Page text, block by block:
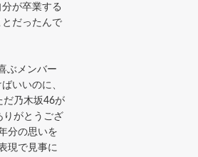
が卒業する
だったんで
ぶメンバー
いいのに、
だ乃木坂46が
りがとうござ
分の思いを
現で見事に